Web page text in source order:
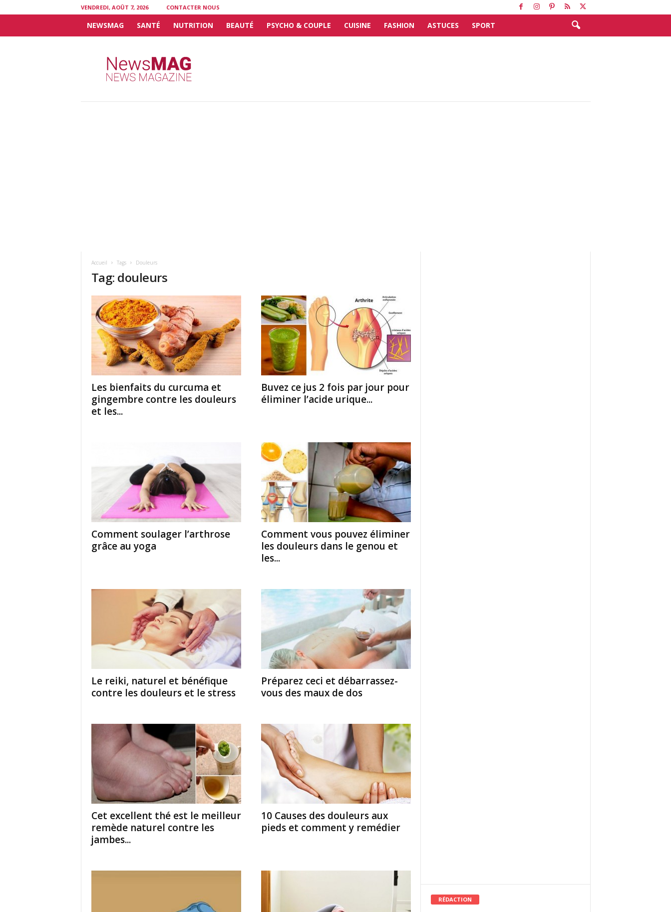
VENDREDI, AOÛT 7, 2026 CONTACTER NOUS
NEWSMAG SANTÉ NUTRITION BEAUTÉ PSYCHO & COUPLE CUISINE FASHION ASTUCES SPORT
Accueil Tags Douleurs
Tag: douleurs
Les bienfaits du curcuma et
gingembre contre les douleurs
et les...
Buvez ce jus 2 fois par jour pour
éliminer l’acide urique...
Comment soulager l’arthrose
grâce au yoga
Comment vous pouvez éliminer
les douleurs dans le genou et
les...
Le reiki, naturel et bénéfique
contre les douleurs et le stress
Préparez ceci et débarrassez-
vous des maux de dos
Cet excellent thé est le meilleur
remède naturel contre les
jambes...
10 Causes des douleurs aux
pieds et comment y remédier
RÉDACTION